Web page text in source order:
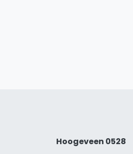
Hoogeveen 0528